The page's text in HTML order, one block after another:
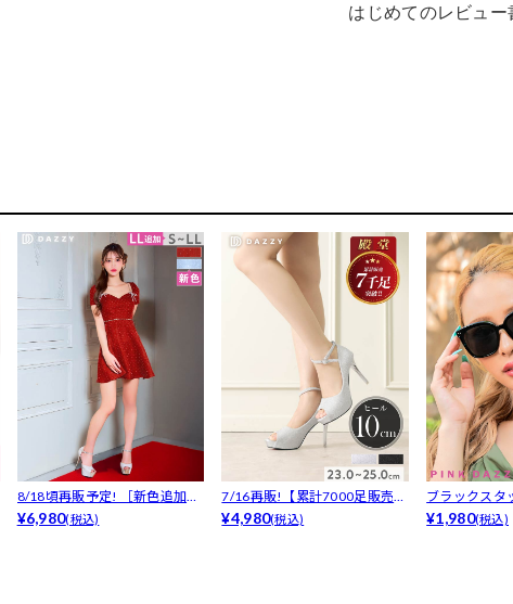
はじめてのレビュー
8/18頃再販予定! ［新色追加］
主役...
¥6,980(税込)
7/16再販!【累計7000足販売・
安...
¥4,980(税込)
ブラックスタ
¥1,980(税込)